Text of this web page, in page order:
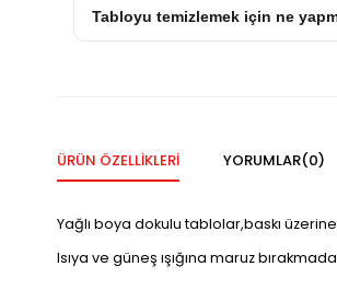
Tabloyu temizlemek için ne
ÜRÜN ÖZELLIKLERI YORUMLAR(0)
Yağlı boya dokulu tablolar,baskı
Isıya ve güneş ışığına maruz